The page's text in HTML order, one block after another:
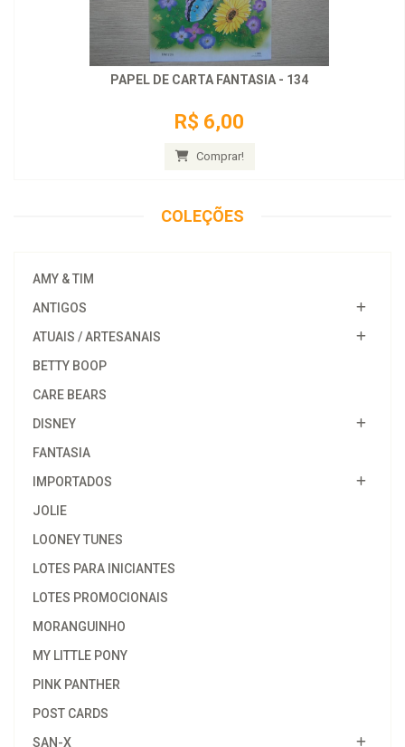
PAPEL DE CARTA FANTASIA - 134
R$ 6,00
Comprar!
COLEÇÕES
AMY & TIM
ANTIGOS
ATUAIS / ARTESANAIS
BETTY BOOP
CARE BEARS
DISNEY
FANTASIA
IMPORTADOS
JOLIE
LOONEY TUNES
LOTES PARA INICIANTES
LOTES PROMOCIONAIS
MORANGUINHO
MY LITTLE PONY
PINK PANTHER
POST CARDS
SAN-X